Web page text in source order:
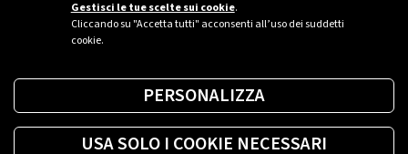
Gestisci le tue scelte sui cookie.
Cliccando su "Accetta tutti" acconsenti all’uso dei suddetti
cookie.
PERSONALIZZA
USA SOLO I COOKIE NECESSARI
Sei un’azienda o una PA?
Trova la soluzione più giusta per te.
Richiedi una colonnina